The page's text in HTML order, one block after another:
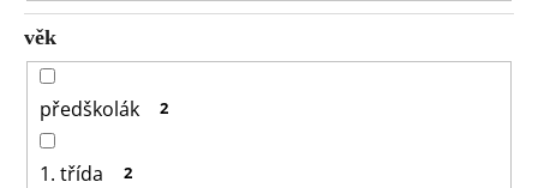
věk
předškolák 2
1. třída 2